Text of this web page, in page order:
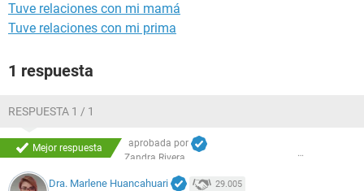
Tuve relaciones con mi mamá
Tuve relaciones con mi prima
1 respuesta
RESPUESTA 1 / 1
Mejor respuesta
aprobada por
Zandra Rivera
Dra. Marlene Huancahuari 29.005